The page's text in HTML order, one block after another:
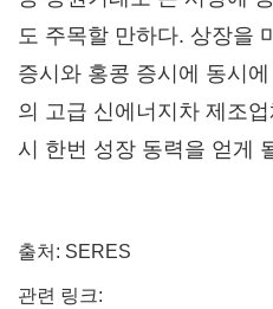
도 주목할 만하다. 상장을
증시와 홍콩 증시에 동시
의 고급 신에너지차 제조
시 한번 성장 동력을 얻게
출처: SERES
관련 링크: